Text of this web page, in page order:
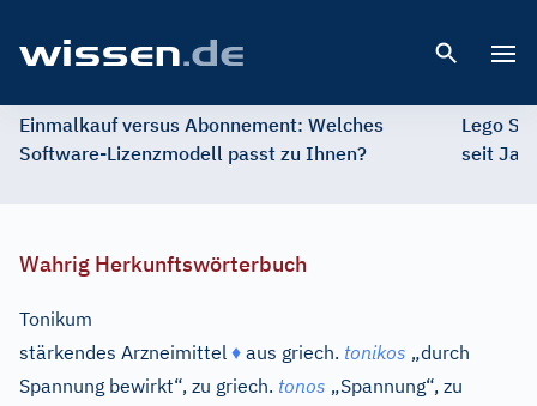
Einmalkauf versus Abonnement: Welches
Software-Lizenzmodell passt zu Ihnen?
Lego
seit
Wahrig Herkunftswörterbuch
Tonikum
stärkendes Arzneimittel ♦ aus griech. tonikos „durch
Spannung bewirkt“, zu griech. tonos „Spannung“, zu